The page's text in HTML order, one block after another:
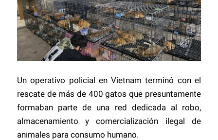
Un operativo policial en Vietnam terminó con el
rescate de más de 400 gatos que presuntamente
formaban parte de una red dedicada al robo,
almacenamiento y comercialización ilegal de
animales para consumo humano.